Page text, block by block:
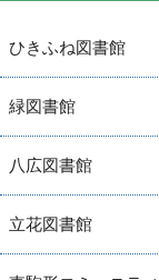
ひきふね図書館
緑図書館
八広図書館
立花図書館